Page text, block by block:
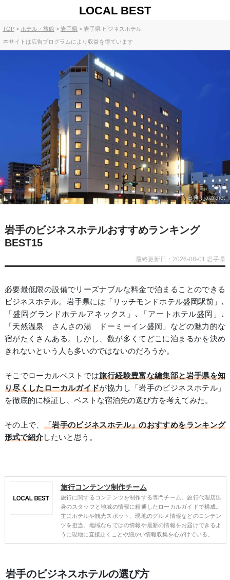
LOCAL BEST
TOP ホテル・旅館 岩手県 岩手県 ビジネスホテル
本サイトは広告プログラムにより収益を得ています
出典：jalan.net
岩手のビジネスホテルおすすめランキング
BEST15
最終更新日：2026-08-01 岩手県
必要最低限の設備でリーズナブルな料金で泊まることのできる
ビジネスホテル。岩手県には「リッチモンドホテル盛岡駅前」､
「盛岡グランドホテルアネックス」､「アートホテル盛岡」､
「天然温泉 さんさの湯 ドーミーイン盛岡」などの魅力的な
宿がたくさんある。しかし、数が多くてどこに泊まるかを決め
きれないという人も多いのではないのだろうか。
そこでローカルベストでは旅行経験豊富な編集部と岩手県を知
り尽くしたローカルガイドが協力し「岩手のビジネスホテル」
を徹底的に検証し、ベストな宿泊先の選び方を考えてみた。
その上で、 「岩手のビジネスホテル」のおすすめをランキング
形式で紹介したいと思う。
旅行コンテンツ制作チーム
旅行に関するコンテンツを制作する専門チーム。旅行代理店出
身のスタッフと地域の情報に精通したローカルガイドで構成。
主にホテルや観光スポット、現地のグルメ情報などのコンテン
ツを担当。地域ならではの情報や最新の情報をお届けできるよ
うに現地に直接赴くことや細かい情報収集を心がけている。
岩手のビジネスホテルの選び方